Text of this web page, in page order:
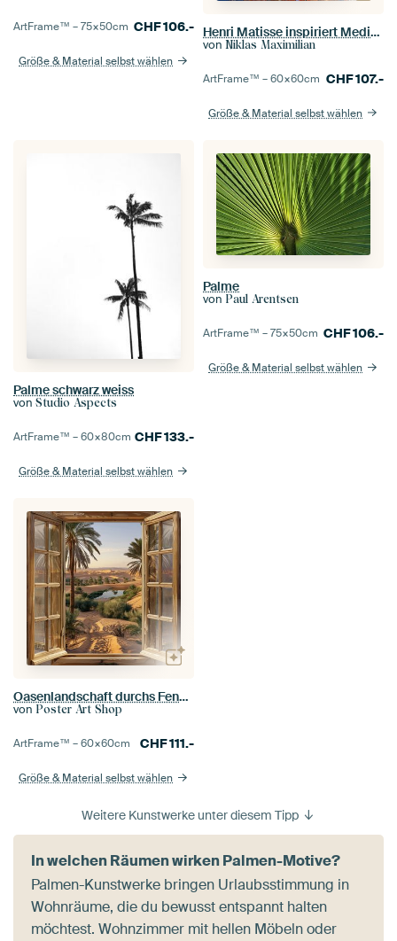
ArtFrame™ –75×50cm CHF106.-
Größe & Material selbst wählen
Henri Matisse inspiriert Mediterran Open Window Meer
von Niklas Maximilian
ArtFrame™ –60×60cm CHF107.-
Größe & Material selbst wählen
Palme schwarz weiss
von Studio Aspects
ArtFrame™ –60×80cm CHF133.-
Größe & Material selbst wählen
Palme
von Paul Arentsen
ArtFrame™ –75×50cm CHF106.-
Größe & Material selbst wählen
Oasenlandschaft durchs Fenster
von Poster Art Shop
ArtFrame™ –60×60cm CHF111.-
Größe & Material selbst wählen
Weitere Kunstwerke unter diesem Tipp
In welchen Räumen wirken Palmen-Motive?
Palmen-Kunstwerke bringen Urlaubsstimmung in
Wohnräume, die du bewusst entspannt halten
möchtest. Wohnzimmer mit hellen Möbeln oder